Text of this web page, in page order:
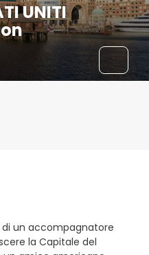
UNITI
un accompagnatore
la Capitale del